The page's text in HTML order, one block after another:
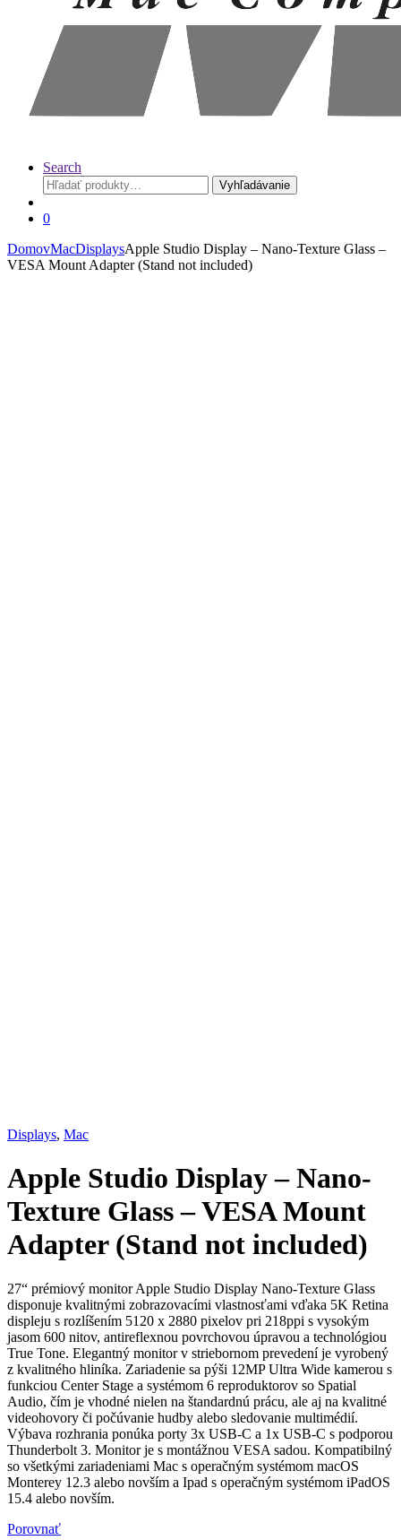
Search
Hľadať:
Vyhľadávanie
0
DomovMacDisplaysApple Studio Display – Nano-Texture Glass –
VESA Mount Adapter (Stand not included)
Displays, Mac
Apple Studio Display – Nano-
Texture Glass – VESA Mount
Adapter (Stand not included)
27“ prémiový monitor Apple Studio Display Nano-Texture Glass
disponuje kvalitnými zobrazovacími vlastnosťami vďaka 5K Retina
displeju s rozlíšením 5120 x 2880 pixelov pri 218ppi s vysokým
jasom 600 nitov, antireflexnou povrchovou úpravou a technológiou
True Tone. Elegantný monitor v striebornom prevedení je vyrobený
z kvalitného hliníka. Zariadenie sa pýši 12MP Ultra Wide kamerou s
funkciou Center Stage a systémom 6 reproduktorov so Spatial
Audio, čím je vhodné nielen na štandardnú prácu, ale aj na kvalitné
videohovory či počúvanie hudby alebo sledovanie multimédií.
Výbava rozhrania ponúka porty 3x USB-C a 1x USB-C s podporou
Thunderbolt 3. Monitor je s montážnou VESA sadou. Kompatibilný
so všetkými zariadeniami Mac s operačným systémom macOS
Monterey 12.3 alebo novším a Ipad s operačným systémom iPadOS
15.4 alebo novším.
Porovnať